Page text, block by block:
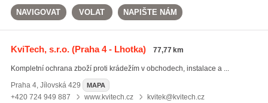
NAVIGOVAT VOLAT NAPIŠTE NÁM
KviTech, s.r.o.(Praha 4 - Lhotka) 77,77 km
Kompletní ochrana zboží proti krádežím v obchodech, instalace a ...
Praha 4, Jílovská 429 MAPA
+420 724 949 887 www.kvitech.cz kvitek@kvitech.cz